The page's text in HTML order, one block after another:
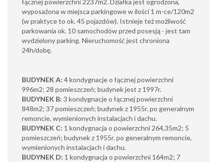
łącznej powierzchni 2237m2. Działka jest ogrodzona,
wyposażona w miejsca parkingowe w ilości 1 m-ce/120m2
(w praktyce to ok. 45 pojazdów). Istnieje też możliwość
parkowania ok. 10 samochodów przed posesją - jest tam
wydzielony parking. Nieruchomość jest chroniona
24h/dobę.
BUDYNEK A: 4 kondygnacje o łącznej powierzchni
996m2; 28 pomieszczeń; budynek jest z 1997r.
BUDYNEK B: 3 kondygnacje o łącznej powierzchni
848m2; 37 pomieszczeń; budynek z 1955r. po generalnym
remoncie, wymienionych instalacjach i dachu.
BUDYNEK C: 1 kondygnacja o powierzchni 264,35m2; 5
pomieszczeń; budynek z 1955r. po generalnym remoncie,
wymienionych instalacjach i dachu.
BUDYNEK D: 1 kondygnacja o powierzchni 164m2; 7